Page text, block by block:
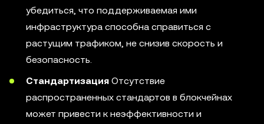
убедиться, что поддерживаемая ими
инфраструктура способна справиться с
растущим трафиком, не снизив скорость и
безопасность.
Стандартизация Отсутствие
распространенных стандартов в блокчейнах
может привести к неэффективности и